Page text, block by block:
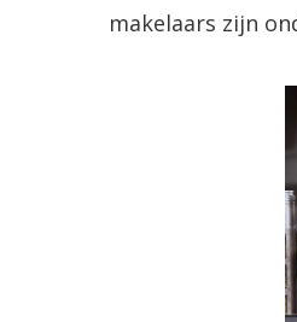
makelaars zijn